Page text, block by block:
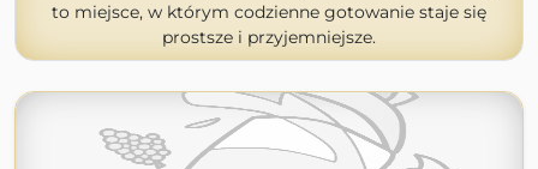
to miejsce, w którym codzienne gotowanie staje się
prostsze i przyjemniejsze.